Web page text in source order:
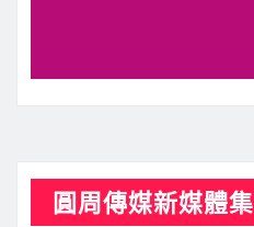
圓周傳媒新媒體